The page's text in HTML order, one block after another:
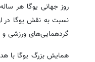
روز جهانی یوگا هر
نسبت به نقش یوگا در
گردهمایی‌های ورزشی
همایش بزرگ یوگا با